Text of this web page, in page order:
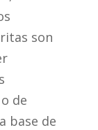
son
de
base de